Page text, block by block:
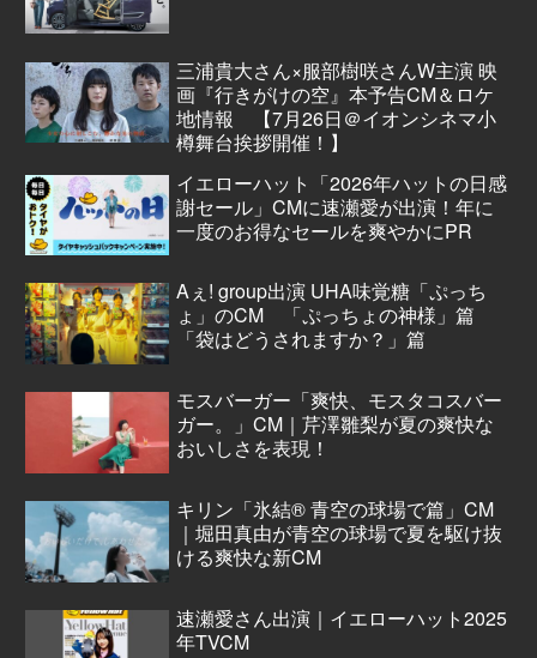
三浦貴大さん×服部樹咲さんW主演 映
画『行きがけの空』本予告CM＆ロケ
地情報 【7月26日＠イオンシネマ小
樽舞台挨拶開催！】
イエローハット「2026年ハットの日感
謝セール」CMに速瀬愛が出演！年に
一度のお得なセールを爽やかにPR
Aぇ! group出演 UHA味覚糖「ぷっち
ょ」のCM 「ぷっちょの神様」篇
「袋はどうされますか？」篇
モスバーガー「爽快、モスタコスバー
ガー。」CM｜芹澤雛梨が夏の爽快な
おいしさを表現！
キリン「氷結® 青空の球場で篇」CM
｜堀田真由が青空の球場で夏を駆け抜
ける爽快な新CM
速瀬愛さん出演｜イエローハット2025
年TVCM